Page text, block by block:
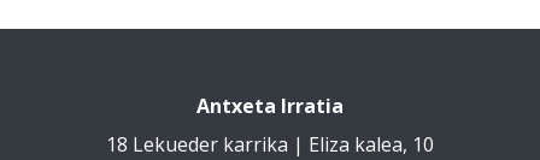
Antxeta Irratia
18 Lekueder karrika | Eliza kalea, 10